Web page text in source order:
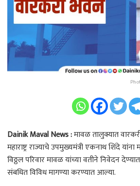
Dainik Maval News :मावळ तालुक्यात
महाराष्ट्र राज्याचे उपमुख्यमंत्री एकनाथ शिंदे
विठ्ठल परिवार मावळ यांच्या वतीने निवेदन
संबधित विविध मागण्या करण्यात आल्या.